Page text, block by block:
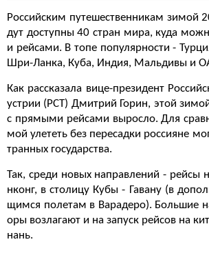
Российским путешественникам зимой
дут доступны 40 стран мира, куда
и рейсами. В топе популярности -
Шри-Ланка, Куба, Индия, Мальдивы и
Как рассказала вице-президент
устрии (РСТ) Дмитрий Горин, этой
с прямыми рейсами выросло. Для
мой улететь без пересадки россияне
транных государства.
Так, среди новых направлений - рейсы
нконг, в столицу Кубы - Гавану (в
щимся полетам в Варадеро). Большие
оры возлагают и на запуск рейсов на
нань.